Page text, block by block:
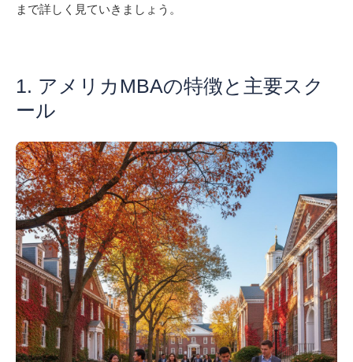
まで詳しく見ていきましょう。
1. アメリカMBAの特徴と主要スク
ール